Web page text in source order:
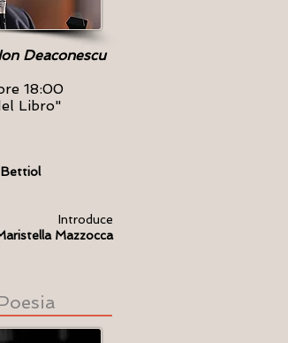
Deaconescu
18:00
Libro"
Bettiol
Introduce
Mazzocca